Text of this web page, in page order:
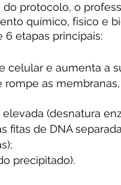
protocolo, o
químico, físico e
6 etapas principais:
celular e aumenta a
as
(desnatura
fitas de DNA
precipitado).